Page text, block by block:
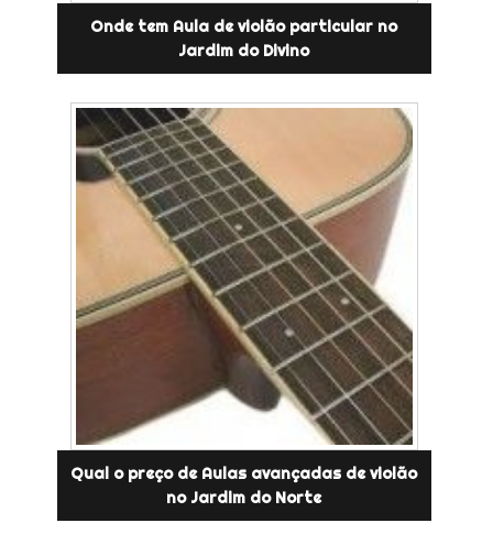
Onde tem Aula de violão particular no
Jardim do Divino
Qual o preço de Aulas avançadas de violão
no Jardim do Norte